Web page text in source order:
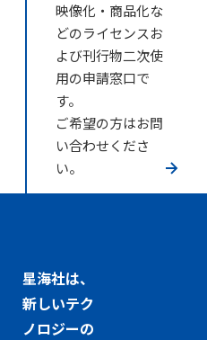
映像化・商品化な
どのライセンスお
よび刊行物二次使
用の申請窓口で
す。
ご希望の方はお問
い合わせくださ
い。
星海社は、
新しいテク
ノロジーの